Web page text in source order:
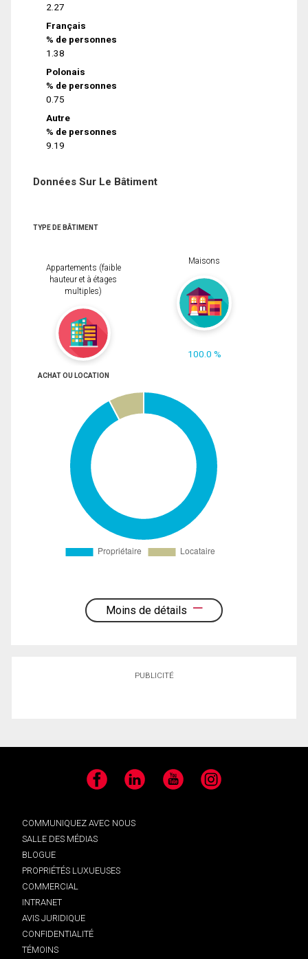
2.27
Français
% de personnes
1.38
Polonais
% de personnes
0.75
Autre
% de personnes
9.19
Données Sur Le Bâtiment
TYPE DE BÂTIMENT
Appartements (faible
hauteur et à étages
multiples)
Maisons
100.0 %
ACHAT OU LOCATION
Moins de détails
PUBLICITÉ
Facebook LinkedIn YouTube Instagram
COMMUNIQUEZ AVEC NOUS
SALLE DES MÉDIAS
BLOGUE
PROPRIÉTÉS LUXUEUSES
COMMERCIAL
INTRANET
AVIS JURIDIQUE
CONFIDENTIALITÉ
TÉMOINS